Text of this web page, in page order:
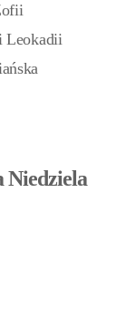
Leokadii
Niedziela